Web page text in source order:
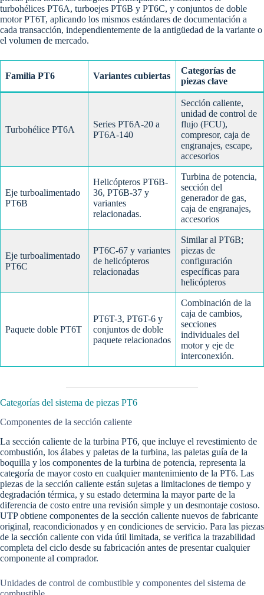
turbohélices PT6A, turboejes PT6B y PT6C, y conjuntos de doble
motor PT6T, aplicando los mismos estándares de documentación a
cada transacción, independientemente de la antigüedad de la variante o
el volumen de mercado.
Familia PT6 Variantes cubiertas
Categorías de
piezas clave
Turbohélice PT6A
Series PT6A-20 a
PT6A-140
Sección caliente,
unidad de control de
flujo (FCU),
compresor, caja de
engranajes, escape,
accesorios
Eje turboalimentado
PT6B
Helicópteros PT6B-
36, PT6B-37 y
variantes
relacionadas.
Turbina de potencia,
sección del
generador de gas,
caja de engranajes,
accesorios
Eje turboalimentado
PT6C
PT6C-67 y variantes
de helicópteros
relacionadas
Similar al PT6B;
piezas de
configuración
específicas para
helicópteros
Paquete doble PT6T
PT6T-3, PT6T-6 y
conjuntos de doble
paquete relacionados
Combinación de la
caja de cambios,
secciones
individuales del
motor y eje de
interconexión.
Categorías del sistema de piezas PT6
Componentes de la sección caliente
La sección caliente de la turbina PT6, que incluye el revestimiento de
combustión, los álabes y paletas de la turbina, las paletas guía de la
boquilla y los componentes de la turbina de potencia, representa la
categoría de mayor costo en cualquier mantenimiento de la PT6. Las
piezas de la sección caliente están sujetas a limitaciones de tiempo y
degradación térmica, y su estado determina la mayor parte de la
diferencia de costo entre una revisión simple y un desmontaje costoso.
UTP obtiene componentes de la sección caliente nuevos de fabricante
original, reacondicionados y en condiciones de servicio. Para las piezas
de la sección caliente con vida útil limitada, se verifica la trazabilidad
completa del ciclo desde su fabricación antes de presentar cualquier
componente al comprador.
Unidades de control de combustible y componentes del sistema de